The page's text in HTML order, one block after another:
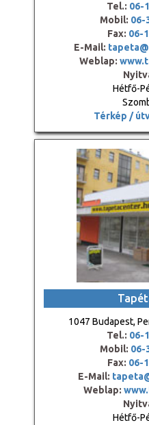
Tel.: 06-
Mobil: 06-
Fax: 06-
E-Mail:
Weblap:
Hétfő-
Térkép /
1047 Budapest,
Tel.: 06-
Mobil: 06-
Fax: 06-
E-Mail:
Weblap:
Hétfő-